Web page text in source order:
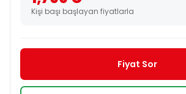
Kişi başı başlayan fiyatlarla
Fiyat Sor